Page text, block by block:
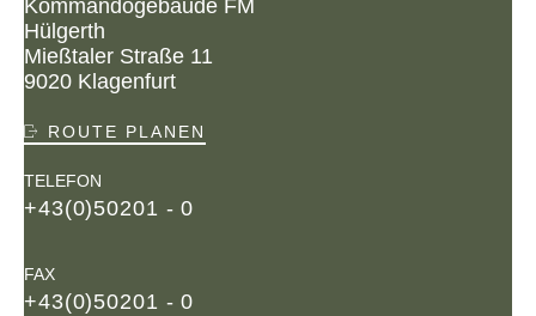
Kommandogebäude FM
Hülgerth
Mießtaler Straße 11
9020 Klagenfurt
ROUTE PLANEN
TELEFON
+43(0)50201 - 0
FAX
+43(0)50201 - 0